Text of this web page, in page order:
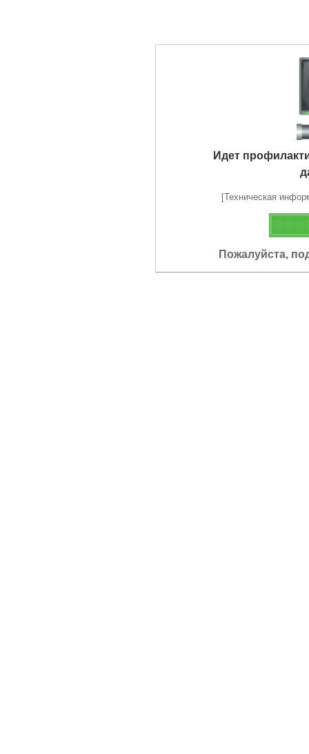
Идет
[Техническая
Пожалуйста,